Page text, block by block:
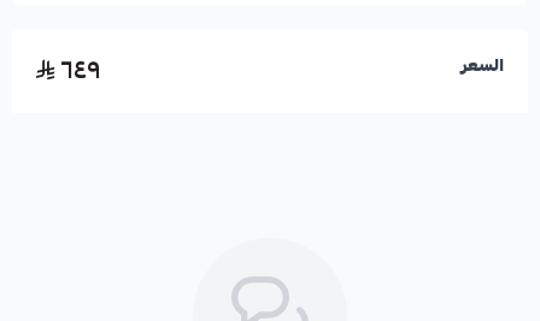
ضعف أداء الفرامل في الظروف القاسية.
السعر ٦٤٩